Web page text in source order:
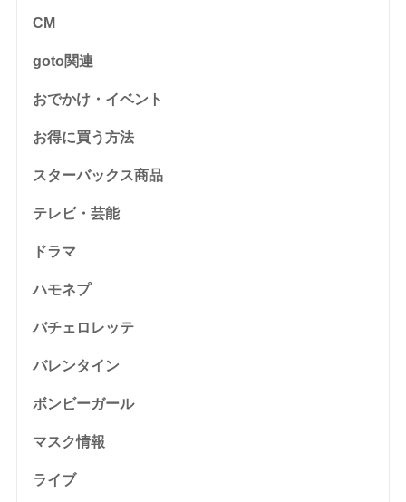
CM
goto関連
おでかけ・イベント
お得に買う方法
スターバックス商品
テレビ・芸能
ドラマ
ハモネプ
バチェロレッテ
バレンタイン
ボンビーガール
マスク情報
ライブ